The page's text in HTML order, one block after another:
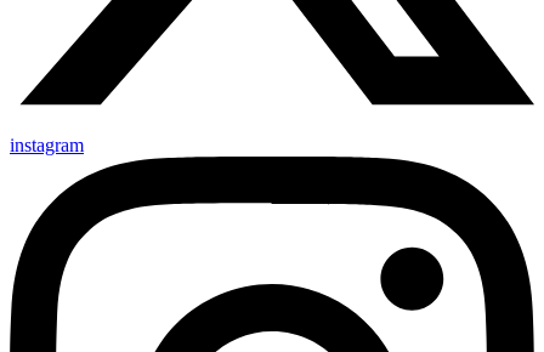
instagram